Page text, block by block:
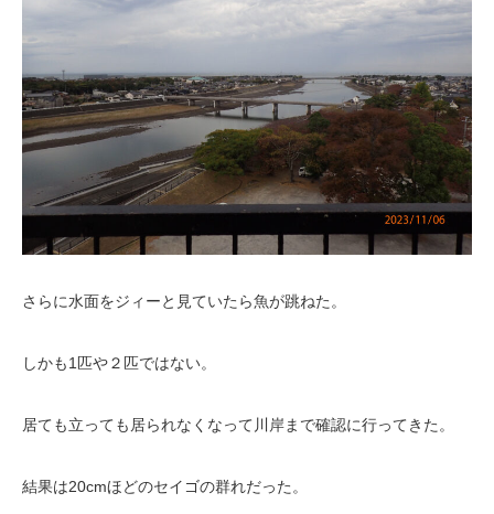
さらに水面をジィーと見ていたら魚が跳ねた。
しかも1匹や２匹ではない。
居ても立っても居られなくなって川岸まで確認に行ってきた。
結果は20cmほどのセイゴの群れだった。